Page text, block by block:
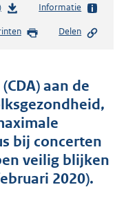
b
s
n
d
s
g
r
o
t
Informatie
Delen
aan de
bij concerten
veilig blijken
2020).